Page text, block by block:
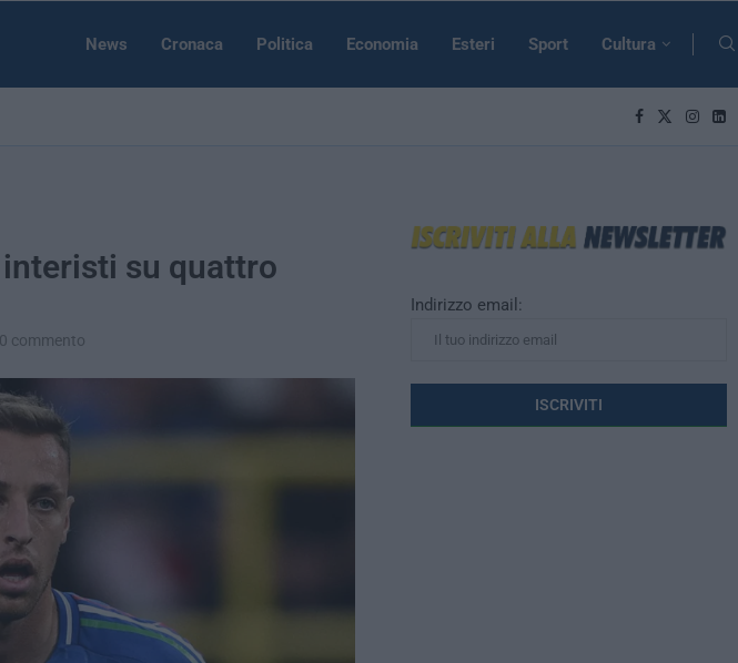
News Cronaca Politica Economia Esteri Sport Cultura
su quattro
0 commento
Indirizzo email: